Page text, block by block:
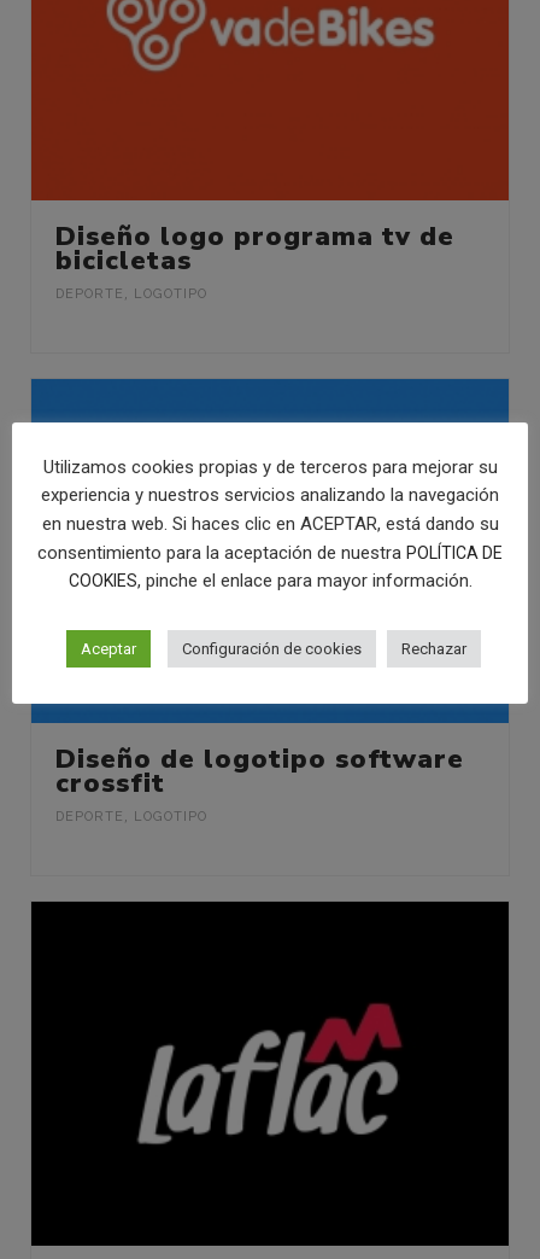
Diseño logo programa tv de
bicicletas
DEPORTE , LOGOTIPO
Diseño de logotipo software
crossfit
DEPORTE , LOGOTIPO
Utilizamos cookies propias y de terceros para mejorar su
experiencia y nuestros servicios analizando la navegación
en nuestra web. Si haces clic en ACEPTAR, está dando su
consentimiento para la aceptación de nuestra POLÍTICA DE
COOKIES, pinche el enlace para mayor información.
Aceptar Configuración de cookies Rechazar